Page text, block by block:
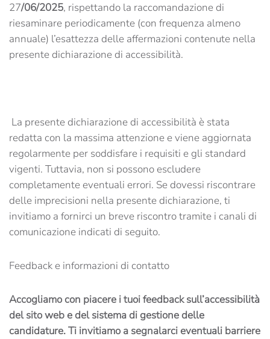
27/06/2025, rispettando la raccomandazione di
riesaminare periodicamente (con frequenza almeno
annuale) l’esattezza delle affermazioni contenute nella
presente dichiarazione di accessibilità.
La presente dichiarazione di accessibilità è stata
redatta con la massima attenzione e viene aggiornata
regolarmente per soddisfare i requisiti e gli standard
vigenti. Tuttavia, non si possono escludere
completamente eventuali errori. Se dovessi riscontrare
delle imprecisioni nella presente dichiarazione, ti
invitiamo a fornirci un breve riscontro tramite i canali di
comunicazione indicati di seguito.
Feedback e informazioni di contatto
Accogliamo con piacere i tuoi feedback sull’accessibilità
del sito web e del sistema di gestione delle
candidature. Ti invitiamo a segnalarci eventuali barriere